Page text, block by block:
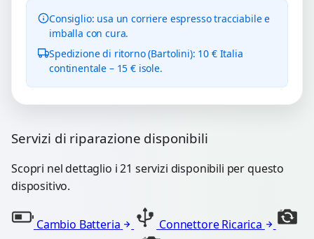
Consiglio: usa un corriere espresso tracciabile e
imballa con cura.
Spedizione di ritorno (Bartolini): 10 € Italia
continentale – 15 € isole.
Servizi di riparazione disponibili
Scopri nel dettaglio i 21 servizi disponibili per questo
dispositivo.
Cambio Batteria
Connettore Ricarica